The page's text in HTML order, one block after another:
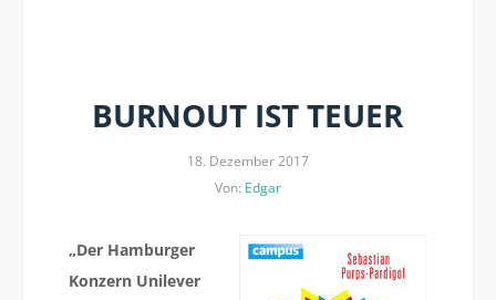
BURNOUT IST TEUER
18. Dezember 2017
Von: Edgar
„Der Hamburger
Konzern Unilever